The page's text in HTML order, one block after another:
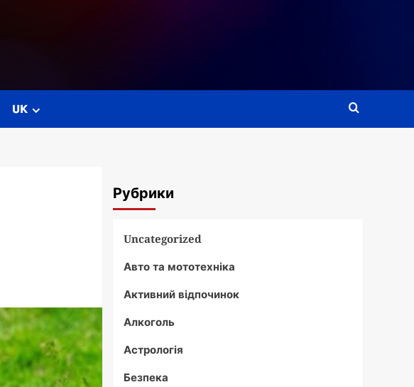
UK
Рубрики
Uncategorized
Авто та мототехніка
Активний відпочинок
Алкоголь
Астрологія
Безпека